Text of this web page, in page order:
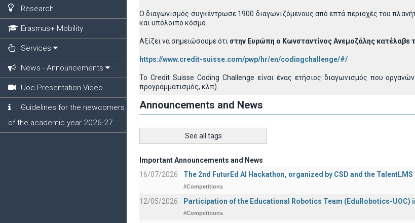
Research
Erasmus+ Mobility
Services
News - Announcements
Uoc Presentation Video
Guidelines for the newcomers
of the academic year 2026-27
Ο διαγωνισμός συγκέντρωσε 1900 διαγωνιζόμενους από επτά περιοχές του
και υπόλοιπο κόσμο.
Αξίζει να σημειώσουμε ότι στην Ευρώπη ο Κωνσταντίνος Ανεμοζάλης κατέλαβε
https://www.credit-suisse.com/pwp/hr/en/codingchallenge/#/
Το Credit Suisse Coding Challenge είναι ένας ετήσιος διαγωνισμός που
προγραμματισμός, κλπ).
Announcements and News
See all tags
Important Announcements and News
16/07/2026
The 2nd FuturEd AI Hackathon, organized by CSD and the TalentLMS
#Competitions
12/05/2026 Participation of the Educational Robotics Team (EduRobotics-UOC)
#Competitions